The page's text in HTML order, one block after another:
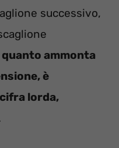
successivo,
quanto ammonta
è
lorda,